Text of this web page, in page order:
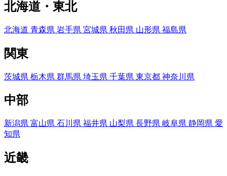
北海道・東北
北海道 青森県 岩手県 宮城県 秋田県 山形県 福島県
関東
茨城県 栃木県 群馬県 埼玉県 千葉県 東京都 神奈川県
中部
新潟県 富山県 石川県 福井県 山梨県 長野県 岐阜県 静岡県 愛
知県
近畿